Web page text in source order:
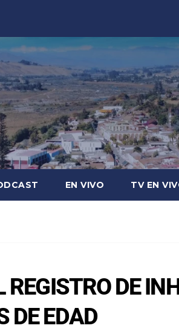
EN VIVO TV EN
DE
DE EDAD